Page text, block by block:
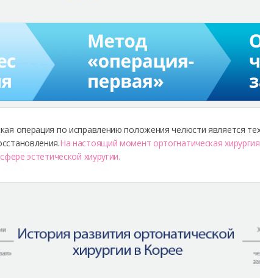
операция по исправлению положения челюсти является
На настоящий момент ортогнатическая
эстетической хиуругии.